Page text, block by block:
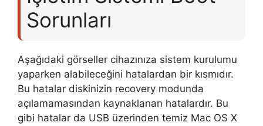
Sorunları
Aşağıdaki görseller cihazınıza sistem kurulumu
yaparken alabileceğini hatalardan bir kısmıdır.
Bu hatalar diskinizin recovery modunda
açılamamasından kaynaklanan hatalardır. Bu
gibi hatalar da USB üzerinden temiz Mac OS X